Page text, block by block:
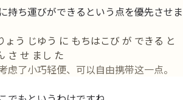
持ち運びができるという点を優先させま
ょう じゆう に もちはこび が できる と
さ せ まし た
虑了小巧轻便、可以自由携带这一点。